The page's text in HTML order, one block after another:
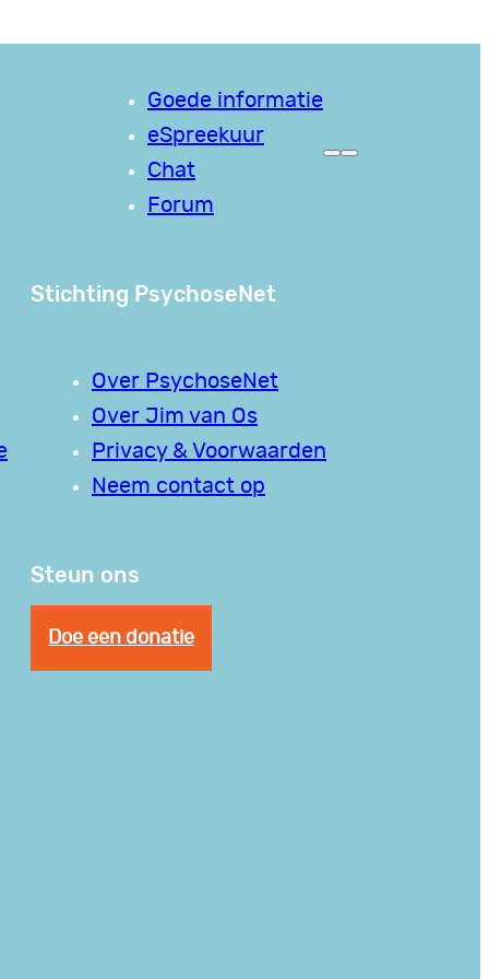
Goede informatie
eSpreekuur
Chat
Forum
Stichting PsychoseNet
Over PsychoseNet
Over Jim van Os
Privacy & Voorwaarden
Neem contact op
Steun ons
Doe een donatie